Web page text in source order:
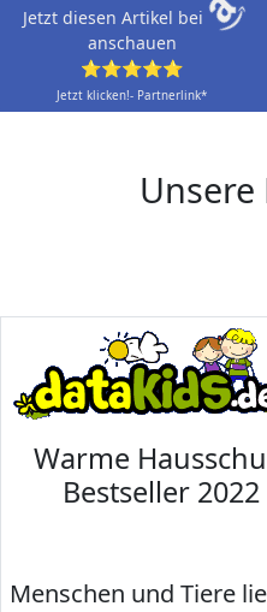
Jetzt diesen Artikel bei
anschauen
⭐⭐⭐⭐⭐
Jetzt klicken!- Partnerlink*
Warme
Bestseller
Menschen und Tiere